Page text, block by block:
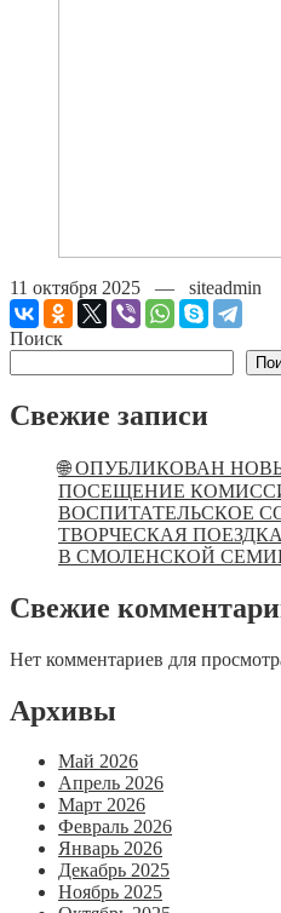
11 октября 2025 — siteadmin
Поиск
Свежие записи
🌐 ОПУБЛИКОВАН
ПОСЕЩЕНИЕ
ВОСПИТАТЕЛЬСКОЕ
ТВОРЧЕСКАЯ
В СМОЛЕНСКОЙ
Свежие
Нет комментариев для
Архивы
Май 2026
Апрель 2026
Март 2026
Февраль 2026
Январь 2026
Декабрь 2025
Ноябрь 2025